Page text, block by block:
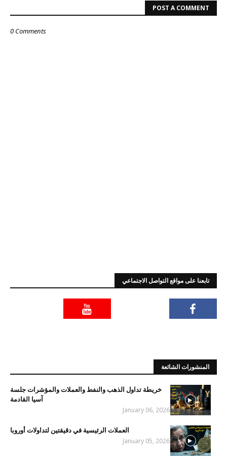
POST A COMMENT
0 Comments
تابعنا على مواقع التواصل الاجتماعي
المنشورات الشائعة
خريطة تداول الذهب والنفط والعملات والمؤشرات جلسة
آسيا القادمة
January 06, 2026
العملات الرئيسية في دقيقتين لتداولات أوروبا
January 05, 2026